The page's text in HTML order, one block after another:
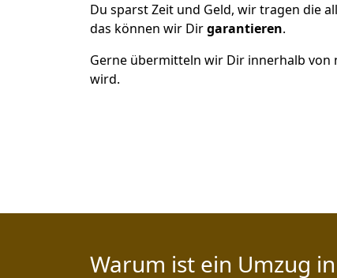
Du sparst Zeit und Geld, wir tragen die
das können wir Dirgarantieren.
Gerne übermitteln wir Dir innerhalb von
wird.
Warum ist ein Umzug